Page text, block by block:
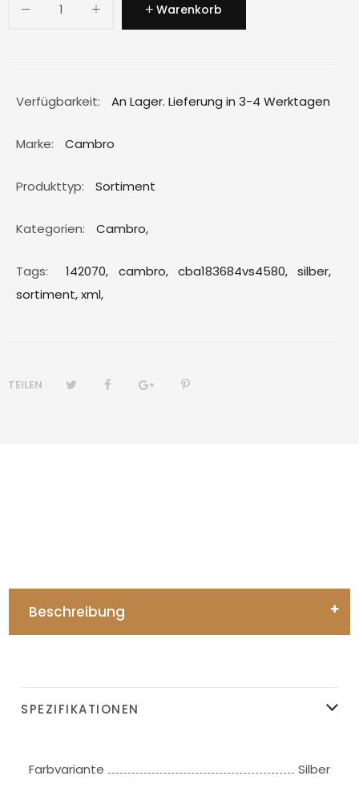
Warenkorb
Verfügbarkeit: An Lager. Lieferung in 3-4 Werktagen
Marke: Cambro
Produkttyp: Sortiment
Kategorien: Cambro,
Tags: 142070, cambro, cba183684vs4580, silber,
sortiment,xml,
TEILEN
Beschreibung
SPEZIFIKATIONEN
Farbvariante Silber